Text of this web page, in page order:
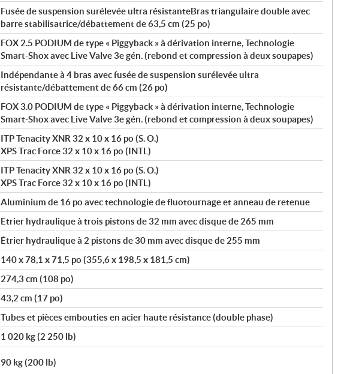
Fusée de suspension surélevée ultra résistanteBras triangulaire double avec
barre stabilisatrice/débattement de 63,5 cm (25 po)
FOX 2.5 PODIUM de type « Piggyback » à dérivation interne, Technologie
Smart-Shox avec Live Valve 3e gén. (rebond et compression à deux soupapes)
Indépendante à 4 bras avec fusée de suspension surélevée ultra
résistante/débattement de 66 cm (26 po)
FOX 3.0 PODIUM de type « Piggyback » à dérivation interne, Technologie
Smart-Shox avec Live Valve 3e gén. (rebond et compression à deux soupapes)
ITP Tenacity XNR 32 x 10 x 16 po (S. O.)
XPS Trac Force 32 x 10 x 16 po (INTL)
ITP Tenacity XNR 32 x 10 x 16 po (S. O.)
XPS Trac Force 32 x 10 x 16 po (INTL)
Aluminium de 16 po avec technologie de fluotournage et anneau de retenue
Étrier hydraulique à trois pistons de 32 mm avec disque de 265 mm
Étrier hydraulique à 2 pistons de 30 mm avec disque de 255 mm
140 x 78,1 x 71,5 po (355,6 x 198,5 x 181,5 cm)
274,3 cm (108 po)
43,2 cm (17 po)
Tubes et pièces embouties en acier haute résistance (double phase)
1 020 kg (2 250 lb)
90 kg (200 lb)